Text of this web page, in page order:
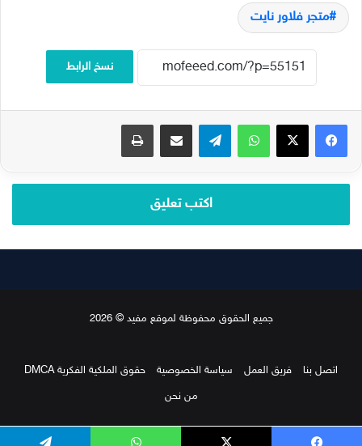
متجر فلاور نايت
نسخ الرابط
فيسبوك‫X واتساب تيلقرام مشاركة عبر البريد طباعة
اكتب تعليق
جميع الحقوق محفوظة لموقع مفيد © 2026
اتصل بنا فريق العمل سياسة الخصوصية
حقوق الملكية الفكرية DMCA
من نحن